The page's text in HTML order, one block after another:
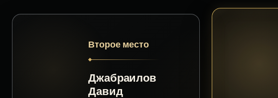
Второе место
Джабраилов
Давид